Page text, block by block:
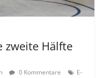
zweite Hälfte
0 Kommentare
E-